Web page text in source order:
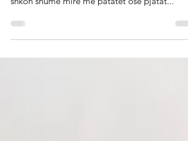
mund të shërbehet me të gjitha llojet e
shkon shumë mirë me patatet ose pjatat...